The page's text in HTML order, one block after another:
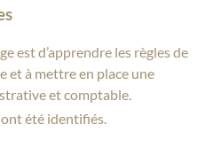
est d’apprendre les règles de
et à mettre en place une
et comptable.
été identifiés.